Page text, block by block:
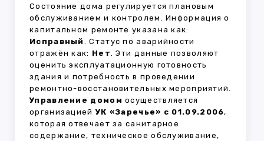
Состояние дома регулируется плановым
обслуживанием и контролем. Информация о
капитальном ремонте указана как:
Исправный . Статус по аварийности
отражён как: Нет. Эти данные позволяют
оценить эксплуатационную готовность
здания и потребность в проведении
ремонтно-восстановительных мероприятий.
Управление домом осуществляется
организациейУК «Заречье» с 01.09.2006,
которая отвечает за санитарное
содержание, техническое обслуживание,